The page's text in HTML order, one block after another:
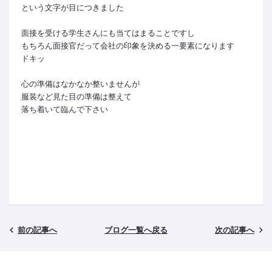
という文字が目につきました
面接を受ける学生さんにも当てはまることですし
もちろん面接官だって会社の印象を決める一要素になります
ドキッ
心の準備はなかなか整いませんが
服装など見た目の準備は整えて
落ち着いて臨んで下さい
前の記事へ ブログ一覧へ戻る 次の記事へ